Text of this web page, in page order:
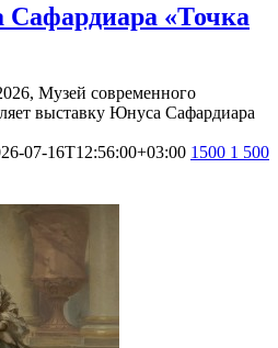
«Точка
Музей современного
выставку Юнуса Сафардиара
07-16T12:56:00+03:00 1500 1 500